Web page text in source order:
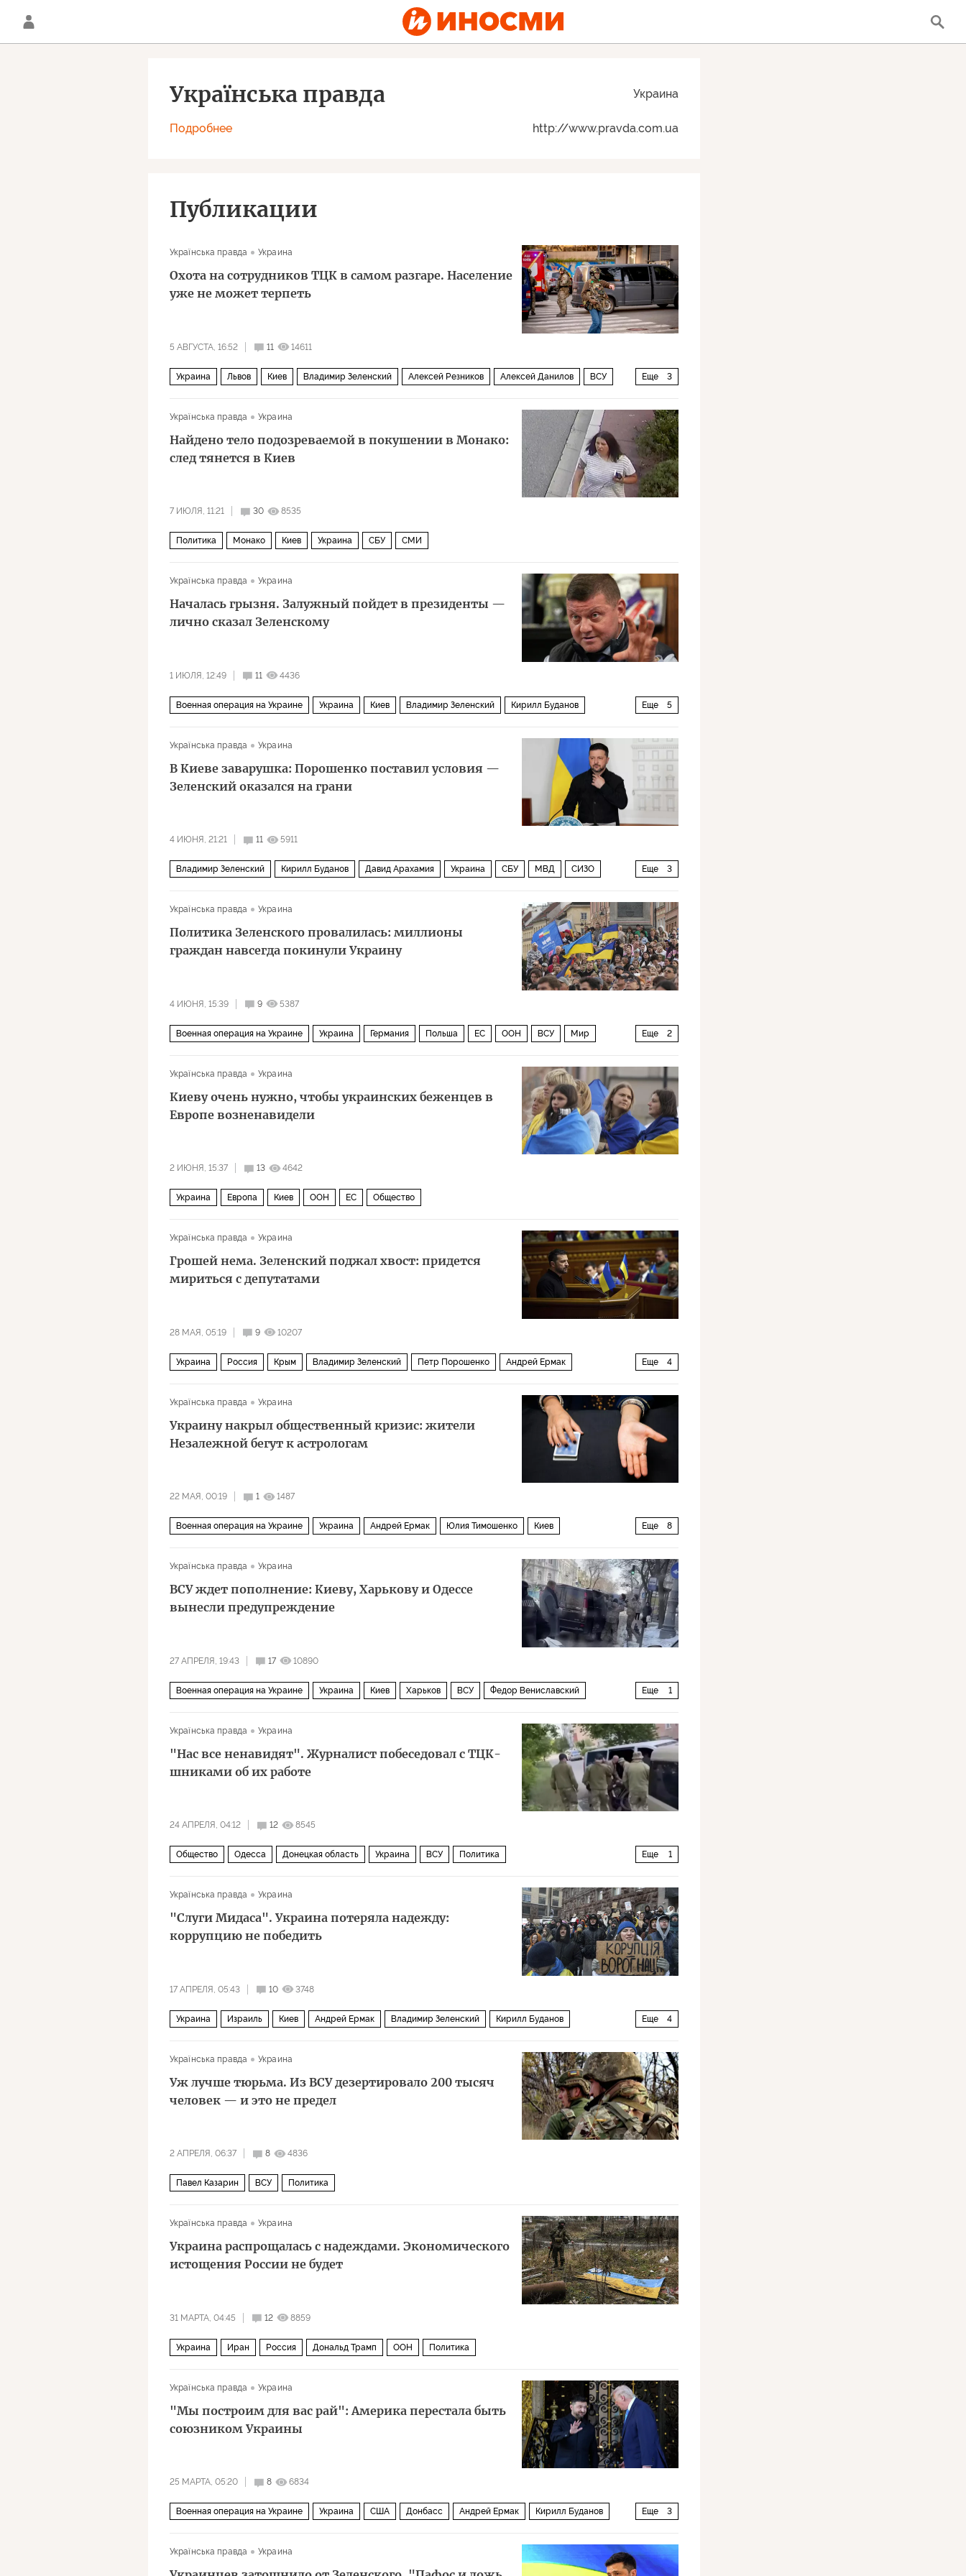
Украина
http://www.pravda.com.ua
Українська правда
Подробнее
Публикации
Українська правда Украина
Охота на сотрудников ТЦК в самом разгаре. Население
уже не может терпеть
5 АВГУСТА, 16:52 11 14611
Еще 3
Украина Львов Киев Владимир Зеленский Алексей Резников Алексей Данилов ВСУ
Українська правда
Украина
Найдено тело подозреваемой в покушении в Монако:
след тянется в Киев
7 ИЮЛЯ, 11:21 30 8535
Политика Монако Киев Украина СБУ СМИ
Українська правда Украина
Началась грызня. Залужный пойдет в президенты —
лично сказал Зеленскому
1 ИЮЛЯ, 12:49 11 4436
Еще 5
Военная операция на Украине Украина Киев Владимир Зеленский Кирилл Буданов
Українська правда
Украина
В Киеве заварушка: Порошенко поставил условия —
Зеленский оказался на грани
4 ИЮНЯ, 21:21 11 5911
Еще 3
Владимир Зеленский Кирилл Буданов Давид Арахамия Украина СБУ МВД СИЗО
Українська правда
Украина
Политика Зеленского провалилась: миллионы
граждан навсегда покинули Украину
4 ИЮНЯ, 15:39 9 5387
Еще 2
Военная операция на Украине Украина Германия Польша ЕС ООН ВСУ Мир
Українська правда
Украина
Киеву очень нужно, чтобы украинских беженцев в
Европе возненавидели
2 ИЮНЯ, 15:37 13 4642
Украина Европа Киев ООН ЕС Общество
Українська правда Украина
Грошей нема. Зеленский поджал хвост: придется
мириться с депутатами
28 МАЯ, 05:19 9 10207
Еще 4
Украина Россия Крым Владимир Зеленский Петр Порошенко Андрей Ермак
Українська правда
Украина
Украину накрыл общественный кризис: жители
Незалежной бегут к астрологам
22 МАЯ, 00:19 1 1487
Еще 8
Военная операция на Украине Украина Андрей Ермак Юлия Тимошенко Киев
Українська правда
Украина
ВСУ ждет пополнение: Киеву, Харькову и Одессе
вынесли предупреждение
27 АПРЕЛЯ, 19:43 17 10890
Еще 1
Военная операция на Украине Украина Киев Харьков ВСУ Федор Вениславский
Українська правда
Украина
"Нас все ненавидят". Журналист побеседовал с ТЦК-
шниками об их работе
24 АПРЕЛЯ, 04:12 12 8545
Еще 1
Общество Одесса Донецкая область Украина ВСУ Политика
Українська правда
Украина
"Слуги Мидаса". Украина потеряла надежду:
коррупцию не победить
17 АПРЕЛЯ, 05:43 10 3748
Еще 4
Украина Израиль Киев Андрей Ермак Владимир Зеленский Кирилл Буданов
Українська правда
Украина
Уж лучше тюрьма. Из ВСУ дезертировало 200 тысяч
человек — и это не предел
2 АПРЕЛЯ, 06:37 8 4836
Павел Казарин ВСУ Политика
Українська правда Украина
Украина распрощалась с надеждами. Экономического
истощения России не будет
31 МАРТА, 04:45 12 8859
Украина Иран Россия Дональд Трамп ООН Политика
Українська правда Украина
"Мы построим для вас рай": Америка перестала быть
союзником Украины
25 МАРТА, 05:20 8 6834
Еще 3
Военная операция на Украине Украина США Донбасс Андрей Ермак Кирилл Буданов
Українська правда
Украина